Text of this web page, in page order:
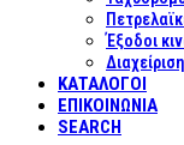
Έξοδοι
ΚΑΤΑΛΟΓΟΙ
ΕΠΙΚΟΙΝΩΝΊΑ
SEARCH